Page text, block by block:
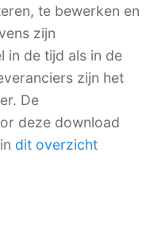
te bewerken en
zijn
in de tijd als in de
zijn het
De
deze download
dit overzicht